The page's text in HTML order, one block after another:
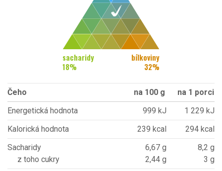
sacharidy
18%
bílkoviny
32%
Čeho na 100 g
na 1 porci
Energetická hodnota
999 kJ
1 229 kJ
Kalorická hodnota
239 kcal
294 kcal
Sacharidy
z toho cukry
6,67 g
2,44 g
8,2 g
3 g